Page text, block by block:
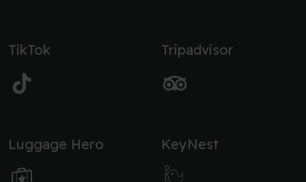
TikTok Tripadvisor
Luggage Hero KeyNest